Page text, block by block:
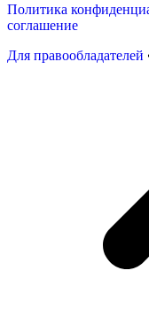
Политика
соглашение
Для правообладателей